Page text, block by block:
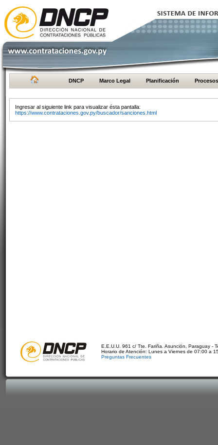
DNCP Marco Legal Planificación Procesos
Ingresar al siguiente link para visualizar ésta pantalla:
https://www.contrataciones.gov.py/buscador/sanciones.html
E.E.U.U. 961 c/ Tte. Fariña. Asunción, Paraguay -
Horario de Atención: Lunes a Viernes de 07:00 a
Preguntas Frecuentes